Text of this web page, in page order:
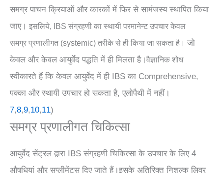
समग्र पाचन क्रियाओं और कारकों में फिर से सामंजस्य स्थापित किया
जाए। इसलिये, IBS संग्रहणी का स्थायी परमानेन्ट उपचार केवल
समग्र प्रणालीगत (systemic) तरीके से ही किया जा सकता है। जो
केवल और केवल आयुर्वेद पद्धति में ही मिलता है।वैज्ञानिक शोध
स्वीकारते हैं कि केवल आयुर्वेद में ही IBS का Comprehensive,
पक्का और स्थायी उपचार हो सकता है, एलोपैथी में नहीं।
7,8,9,10,11)
समग्र प्रणालीगत चिकित्सा
आयुर्वेद सेंट्रल द्वारा IBS संग्रहणी चिकित्सा के उपचार के लिए 4
औषधियां और सप्लीमेंट्स दिए जाते हैं।इसके अतिरिक्त निशुल्क लिवर